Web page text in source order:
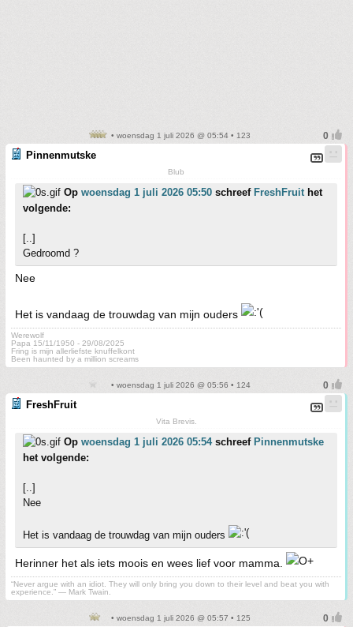
• woensdag 1 juli 2026 @ 05:54 • 123
Pinnenmutske
Blub
Op woensdag 1 juli 2026 05:50 schreef FreshFruithet
volgende:
[..]
Gedroomd ?
Nee
Het is vandaag de trouwdag van mijn ouders
Werewolf
Papa 15/11/1950 - 29/08/2025
Fring is mijn allerliefste knuffelkont
Been haunted by a million screams
• woensdag 1 juli 2026 @ 05:56 • 124
FreshFruit
Vita Brevis.
Op woensdag 1 juli 2026 05:54schreef Pinnenmutske
het volgende:
[..]
Nee
Het is vandaag de trouwdag van mijn ouders
Herinner het als iets moois en wees lief voor mamma.
“Never argue with an idiot. They will only bring you down to their level and beat you with
experience.” ― Mark Twain.
• woensdag 1 juli 2026 @ 05:57 • 125